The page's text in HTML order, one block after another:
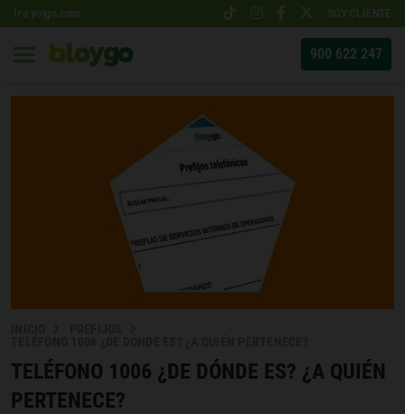
Ir a yoigo.com SOY CLIENTE
900 622 247
TELÉFONO 1006 ¿DE DÓNDE ES? ¿A QUIÉN
PERTENECE?